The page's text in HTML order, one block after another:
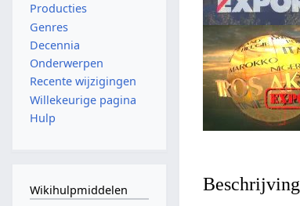
Beschrijving
Producties
Genres
Decennia
Onderwerpen
Recente wijzigingen
Willekeurige pagina
Hulp
Wikihulpmiddelen